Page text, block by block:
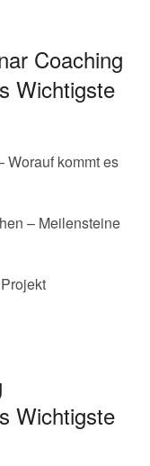
Coaching
Wichtigste
Worauf kommt es
– Meilensteine
Wichtigste